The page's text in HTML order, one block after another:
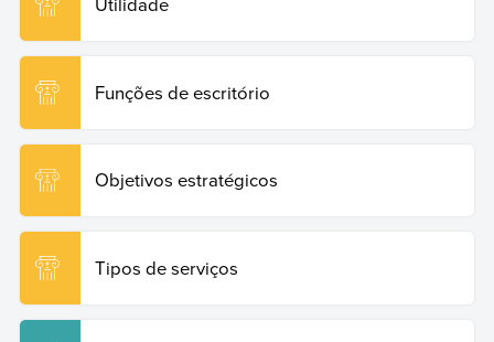
Funções de escritório
Objetivos estratégicos
Tipos de serviços